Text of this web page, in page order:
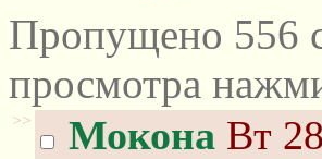
Пропущено 556
просмотра
>> Мокона Вт